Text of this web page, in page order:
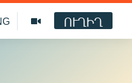
ՈՒՂԻՂ